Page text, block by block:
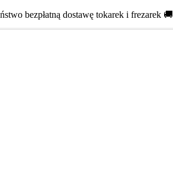
bezpłatną dostawę tokarek i frezarek 🚚